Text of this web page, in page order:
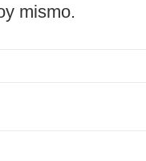
mismo.